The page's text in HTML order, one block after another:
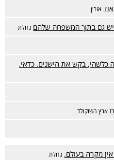
אורין
יש גם בתוך המשפחה שלהם נחלת
כלשהי, בקש את הישנים. כדאי.
ארץ השוקולד
מקרה בעולם. נחלת